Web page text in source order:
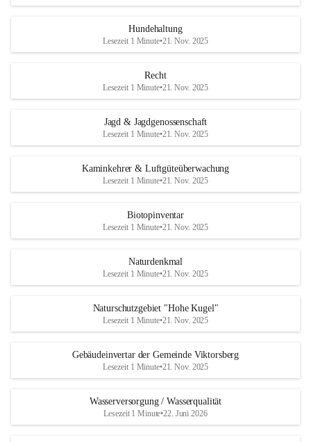
Hundehaltung
Lesezeit 1 Minute•21. Nov. 2025
Recht
Lesezeit 1 Minute•21. Nov. 2025
Jagd & Jagdgenossenschaft
Lesezeit 1 Minute•21. Nov. 2025
Kaminkehrer & Luftgüteüberwachung
Lesezeit 1 Minute•21. Nov. 2025
Biotopinventar
Lesezeit 1 Minute•21. Nov. 2025
Naturdenkmal
Lesezeit 1 Minute•21. Nov. 2025
Naturschutzgebiet "Hohe Kugel"
Lesezeit 1 Minute•21. Nov. 2025
Gebäudeinvertar der Gemeinde Viktorsberg
Lesezeit 1 Minute•21. Nov. 2025
Wasserversorgung / Wasserqualität
Lesezeit 1 Minute•22. Juni 2026